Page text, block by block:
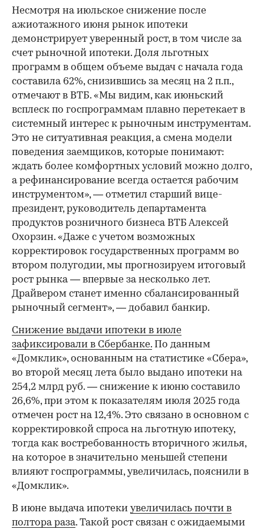
Несмотря на июльское снижение после
ажиотажного июня рынок ипотеки
демонстрирует уверенный рост, в том числе за
счет рыночной ипотеки. Доля льготных
программ в общем объеме выдач с начала года
составила 62%, снизившись за месяц на 2 п.п.,
отмечают в ВТБ. «Мы видим, как июньский
всплеск по госпрограммам плавно перетекает в
системный интерес к рыночным инструментам.
Это не ситуативная реакция, а смена модели
поведения заемщиков, которые понимают:
ждать более комфортных условий можно долго,
а рефинансирование всегда остается рабочим
инструментом», — отметил старший вице-
президент, руководитель департамента
продуктов розничного бизнеса ВТБ Алексей
Охорзин. «Даже с учетом возможных
корректировок государственных программ во
втором полугодии, мы прогнозируем итоговый
рост рынка — впервые за несколько лет.
Драйвером станет именно сбалансированный
рыночный сегмент», — добавил банкир.
Снижение выдачи ипотеки в июле
зафиксировали в Сбербанке. По данным
«Домклик», основанным на статистике «Сбера»,
во второй месяц лета было выдано ипотеки на
254,2 млрд руб. — снижение к июню составило
26,6%, при этом к показателям июля 2025 года
отмечен рост на 12,4%. Это связано в основном с
корректировкой спроса на льготную ипотеку,
тогда как востребованность вторичного жилья,
на которое в значительно меньшей степени
влияют госпрограммы, увеличилась, пояснили в
«Домклик».
В июне выдача ипотеки увеличилась почти в
полтора раза. Такой рост связан с ожидаемыми